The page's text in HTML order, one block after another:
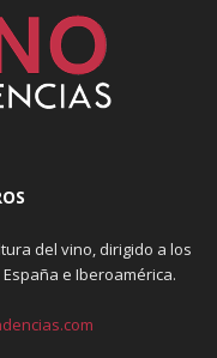
del vino, dirigido a los
e Iberoamérica.